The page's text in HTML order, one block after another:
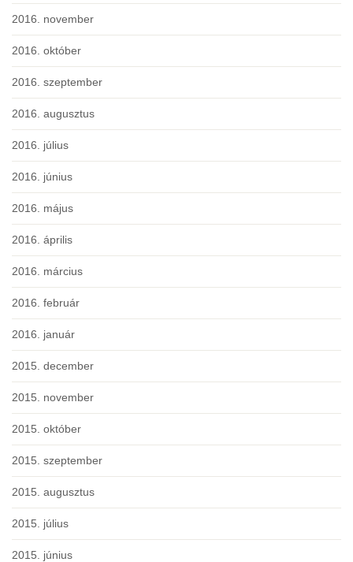
2016. november
2016. október
2016. szeptember
2016. augusztus
2016. július
2016. június
2016. május
2016. április
2016. március
2016. február
2016. január
2015. december
2015. november
2015. október
2015. szeptember
2015. augusztus
2015. július
2015. június